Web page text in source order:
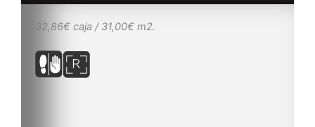
32,86€ caja / 31,00€ m2.